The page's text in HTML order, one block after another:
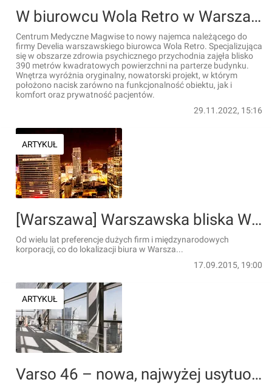
W biurowcu Wola Retro w Warszawie otwarto nowe centrum medyczne
Centrum Medyczne Magwise to nowy najemca należącego do
firmy Develia warszawskiego biurowca Wola Retro. Specjalizująca
się w obszarze zdrowia psychicznego przychodnia zajęła blisko
390 metrów kwadratowych powierzchni na parterze budynku.
Wnętrza wyróżnia oryginalny, nowatorski projekt, w którym
położono nacisk zarówno na funkcjonalność obiektu, jak i
komfort oraz prywatność pacjentów.
29.11.2022, 15:16
ARTYKUŁ
[Warszawa] Warszawska bliska Wola jest równie chętnie wybierana przez najemców biur, jak Śródmieście i Mokotów
Od wielu lat preferencje dużych firm i międzynarodowych
korporacji, co do lokalizacji biura w Warsza...
17.09.2015, 19:00
ARTYKUŁ
Varso 46 – nowa, najwyżej usytuowana przestrzeń eventowa w Polsce i Unii Europejskiej [FILM]